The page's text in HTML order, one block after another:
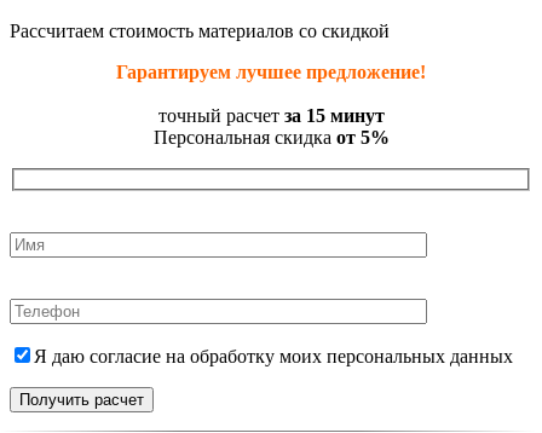
Рассчитаем стоимость материалов со скидкой
Гарантируем лучшее предложение!
точный расчет за 15 минут
Персональная скидка от 5%
Я даю согласие на обработку моих персональных данных
Получить расчет